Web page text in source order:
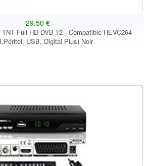
29.50 €
Full HD DVB-T2 - Compatible HEVC264 -
USB, Digital Plus) Noir